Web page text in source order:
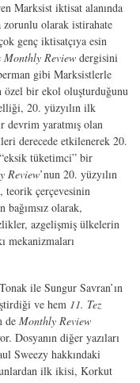
Marksist iktisat alanında
zorunlu ola­rak istirahate
genç iktisatçıya esin
Monthly Review dergisini
gibi Marksistlerle
bir ekol oluşturduğunu
20. yüzyılın ilk
devrim yaratmış olan
derece­de etkilenerek 20.
tüketimci” bir
Review’nun 20. yüzyılın
teorik çerçevesinin
bağımsız olarak,
azgelişmiş ülkelerin
mekanizmaları
ile Sungur Savran’ın
ve hem 11. Tez
de Monthly Review
Dosyanın diğer yazıları
Sweezy hakkındaki
ilk iki­si, Korkut